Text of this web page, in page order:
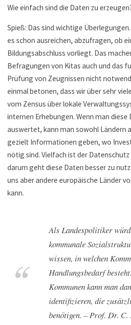
Wie einfach sind die Daten zu
Spieß: Das sind wichtige
es schon ausreichen, abzufragen, ob
Bildungsabschluss vorliegt. Das
Befragungen von Kitas auch und das
Prüfung von Zeugnissen nicht
einmal betonen, dass wir über sehr
vom Zensus über lokale
internen Erhebungen. Wenn man
auswertet, kann man sowohl Ländern
gezielt Informationen geben, wo
nötig sind. Vielfach ist der
darum geht diese Daten besser zu
uns aber andere europäische Länder
kann.
Als Landespolitiker
kommunale
wissen, in welchen
Handlungsbedarf
Kommunen kann man
identifizieren, die
benötigen. – Prof. Dr.